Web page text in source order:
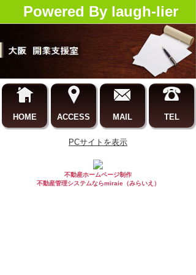
Powered By laugh-lier
HOME ACCESS MAIL TEL
PCサイトを表示
不動産ホームページ制作
不動産管理システムならmiraie（みらいえ）